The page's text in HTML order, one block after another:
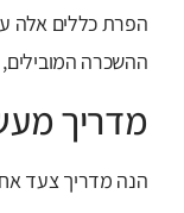
הפרת כללים אלה
ההשכרה
מדריך
הנה מדריך צעד